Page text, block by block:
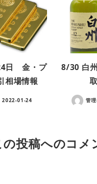
日 金・プ
相場情報
2022-01-24
8/30 白
管
の投稿へのコメ